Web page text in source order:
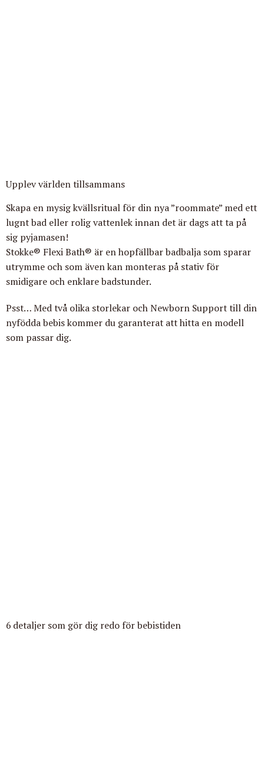
Upplev världen tillsammans
Skapa en mysig kvällsritual för din nya ”roommate” med ett
lugnt bad eller rolig vattenlek innan det är dags att ta på
sig pyjamasen!
Stokke® Flexi Bath® är en hopfällbar badbalja som sparar
utrymme och som även kan monteras på stativ för
smidigare och enklare badstunder.
Psst… Med två olika storlekar och Newborn Support till din
nyfödda bebis kommer du garanterat att hitta en modell
som passar dig.
6 detaljer som gör dig redo för bebistiden